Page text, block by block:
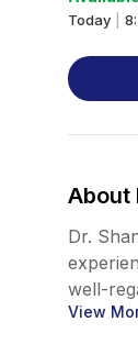
Today
About
Dr.
well-
View